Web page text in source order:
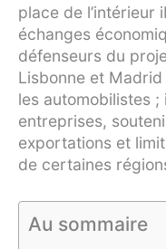
place de l’intérieur
échanges
défenseurs du
Lisbonne et
les automobilistes ;
entreprises,
exportations et
de certaines
Au sommaire